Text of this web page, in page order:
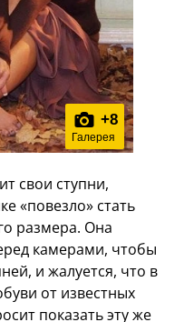
+8
Галерея
свои ступни,
«повезло» стать
размера. Она
камерами, чтобы
и жалуется, что в
от известных
показать эту же